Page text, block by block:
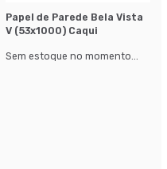
Papel de Parede Bela Vista
V (53x1000) Caqui
Sem estoque no momento...